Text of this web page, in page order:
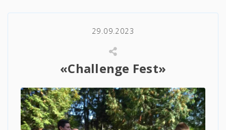
29.09.2023
«Challenge Fest»